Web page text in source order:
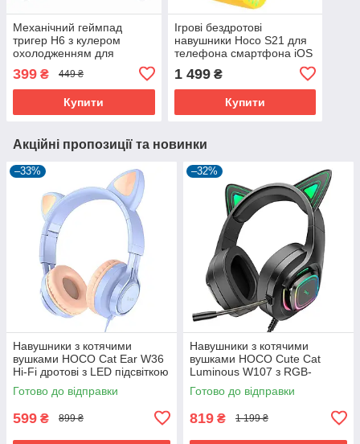
Механічний геймпад
тригер H6 з кулером
охолодженням для
смартфона Android iOS із
вбудованою батареєю 300
мАг
399 ₴ 449 ₴
Купити
Ігрові бездротові
навушники Hoco S21 для
телефона смартфона iOS
1 499₴
Купити
Акційні пропозиції та новинки
–33%
Навушники з котячими
вушками HOCO Cat Ear W36
Hi-Fi дротові з LED підсвіткою
і мікрофоном ігрові
геймерські
Готово до відправки
599 ₴ 899 ₴
–32%
Навушники з котячими
вушками HOCO Cute Cat
Luminous W107 з RGB-
підсвіткою й мікрофоном
ігрові геймерські Phantom
Готово до відправки
819 ₴ 1 199 ₴